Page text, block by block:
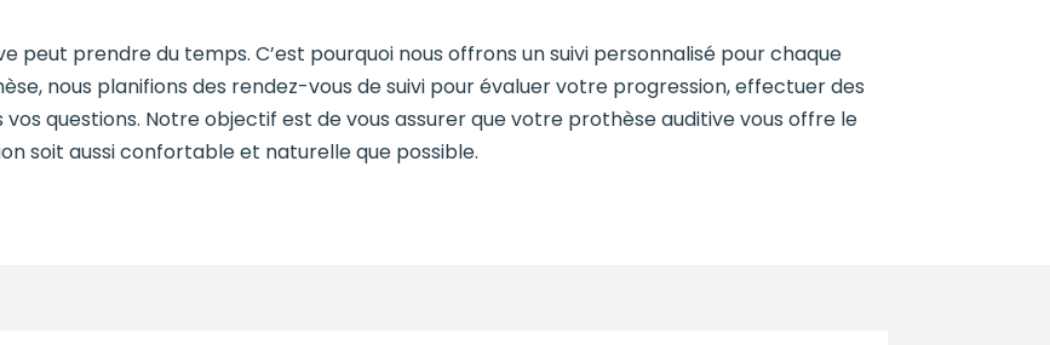
peut prendre du temps. C’est pourquoi nous offrons un suivi personnalisé pour chaque
nous planifions des rendez-vous de suivi pour évaluer votre progression, effectuer des
questions. Notre objectif est de vous assurer que votre prothèse auditive vous offre le
soit aussi confortable et naturelle que possible.